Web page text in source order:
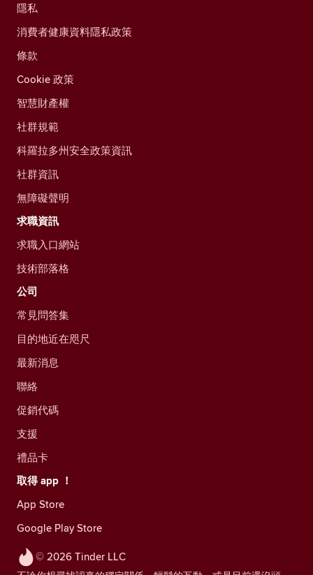
© 2026 Tinder LLC
隱私
消費者健康資料隱私政策
條款
Cookie 政策
智慧財產權
社群規範
科羅拉多州安全政策資訊
社群資訊
無障礙聲明
求職資訊
求職入口網站
技術部落格
公司
常見問答集
目的地近在咫尺
最新消息
聯絡
促銷代碼
支援
禮品卡
取得 app ！
App Store
Google Play Store